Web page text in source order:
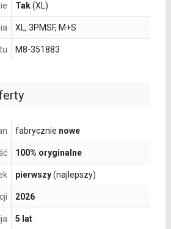
fabrycznie nowe
100% oryginalne
pierwszy(najlepszy)
2026
5 lat
Tak(XL)
XL, 3PMSF, M+S
M8-351883